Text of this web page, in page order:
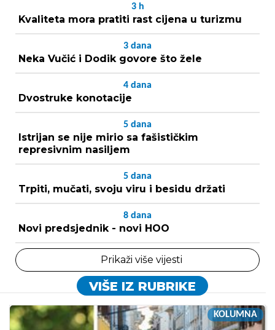
3 h
Kvaliteta mora pratiti rast cijena u turizmu
3 dana
Neka Vučić i Dodik govore što žele
4 dana
Dvostruke konotacije
5 dana
Istrijan se nije mirio sa fašističkim
represivnim nasiljem
5 dana
Trpiti, mučati, svoju viru i besidu držati
8 dana
Novi predsjednik - novi HOO
Prikaži više vijesti
VIŠE IZ RUBRIKE
KOLUMNA